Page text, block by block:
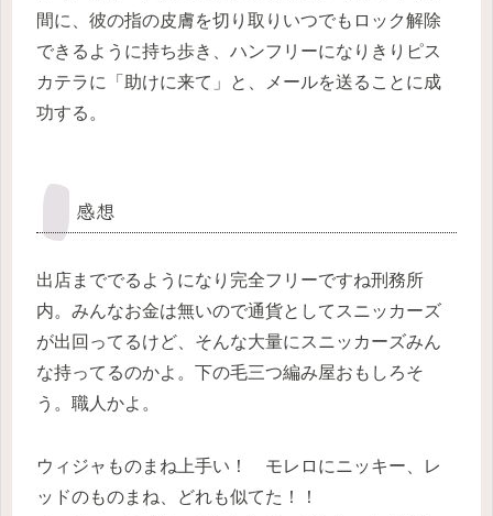
間に、彼の指の皮膚を切り取りいつでもロック解除
できるように持ち歩き、ハンフリーになりきりピス
カテラに「助けに来て」と、メールを送ることに成
功する。
感想
出店まででるようになり完全フリーですね刑務所
内。みんなお金は無いので通貨としてスニッカーズ
が出回ってるけど、そんな大量にスニッカーズみん
な持ってるのかよ。下の毛三つ編み屋おもしろそ
う。職人かよ。
ウィジャものまね上手い！ モレロにニッキー、レ
ッドのものまね、どれも似てた！！